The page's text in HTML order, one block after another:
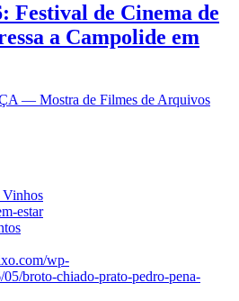
Festival de Cinema de
a Campolide em
— Mostra de Filmes de Arquivos
Vinhos
estar
wp-
broto-chiado-prato-pedro-pena-